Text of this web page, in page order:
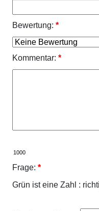
Bewertung: *
Kommentar: *
Frage: *
Grün ist eine Zahl :